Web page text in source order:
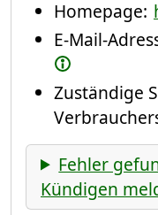
Homepage:
E-Mail-
Zuständige
Fehler
Kündigen